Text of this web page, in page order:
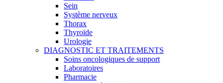
Sein
Système nerveux
Thorax
Thyroïde
Urologie
DIAGNOSTIC ET TRAITEMENTS
Soins oncologiques de support
Laboratoires
Pharmacie